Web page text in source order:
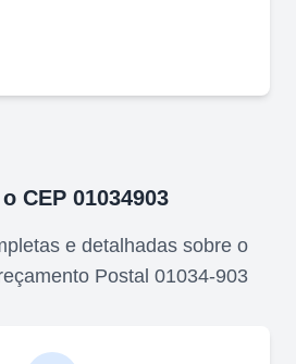
CEP 01034903
e detalhadas sobre o
Postal 01034-903